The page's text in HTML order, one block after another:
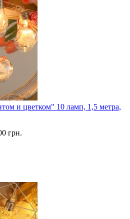
и цветком" 10 ламп, 1,5 метра,
грн.